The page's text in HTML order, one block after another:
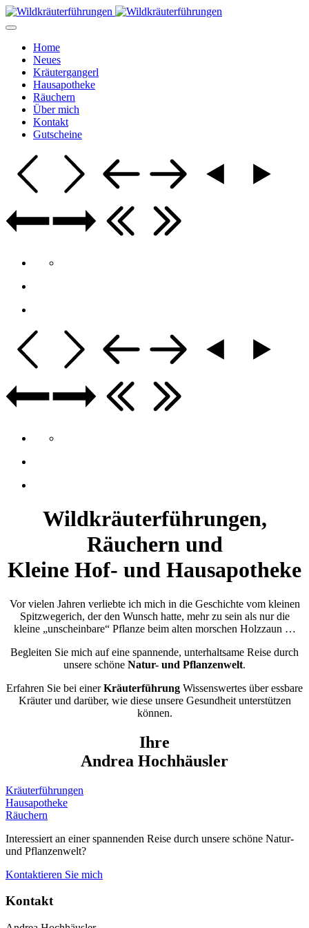
Home
Neues
Kräutergangerl
Hausapotheke
Räuchern
Über mich
Kontakt
Gutscheine
Wildkräuterführungen,
Räuchern und
Kleine Hof- und Hausapotheke
Vor vielen Jahren verliebte ich mich in die Geschichte vom kleinen
Spitzwegerich, der den Wunsch hatte, mehr zu sein als nur die
kleine „unscheinbare“ Pflanze beim alten morschen Holzzaun …
Begleiten Sie mich auf eine spannende, unterhaltsame Reise durch
unsere schöne Natur- und Pflanzenwelt.
Erfahren Sie bei einerKräuterführung Wissenswertes über essbare
Kräuter und darüber, wie diese unsere Gesundheit unterstützen
können.
Ihre
Andrea Hochhäusler
Kräuterführungen
Hausapotheke
Räuchern
Interessiert an einer spannenden Reise durch unsere schöne Natur-
und Pflanzenwelt?
Kontaktieren Sie mich
Kontakt